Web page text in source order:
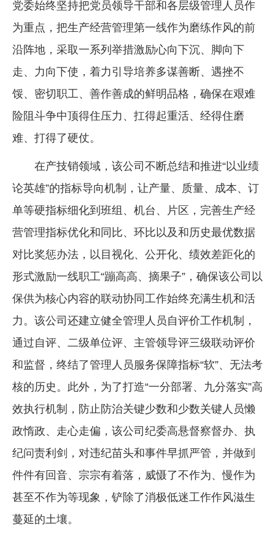
党委始终坚持把党员领导干部和各层级管理人员作
为重点，把生产经营管理第一线作为磨练作风的前
沿阵地，采取一系列举措激励心向下沉、脚向下
走、力向下使，着力引导培养多谋善断、遇挫不
馁、密切职工、善作善成的鲜明品格，确保在艰难
险阻斗争中顶得住压力、扛得起重活、经得住磨
难、打得了硬仗。
在产技销领域，该公司不断总结和推进“以业绩
论英雄”的指标导向机制，让产量、质量、成本、订
单等硬指标细化到班组、机台、片区，完善生产经
营管理指标优化和同比、环比以及和历史最优数据
对比奖惩办法，以目视化、公开化、绩效差距化的
形式激励一线职工“蹦高高、摘果子”，确保该公司以
保供为核心内容的联动协同工作始终充满生机和活
力。该公司还建立健全管理人员自评价工作机制，
通过自评、二级单位评、主管领导评三级联动评价
和监督，终结了管理人员服务保障指标“软”、无法考
核的历史。此外，为了打造“一分部署、九分落实”高
效执行机制，防止防治关键少数和少数关键人员懒
政惰政、走心走偏，该公司纪委高悬督察督办、执
纪问责利剑，对违纪苗头和事件早抓严管，并做到
件件有回音、宗宗有着落，威慑了不作为、慢作为
甚至不作为等现象，铲除了消极低迷工作作风滋生
蔓延的土壤。